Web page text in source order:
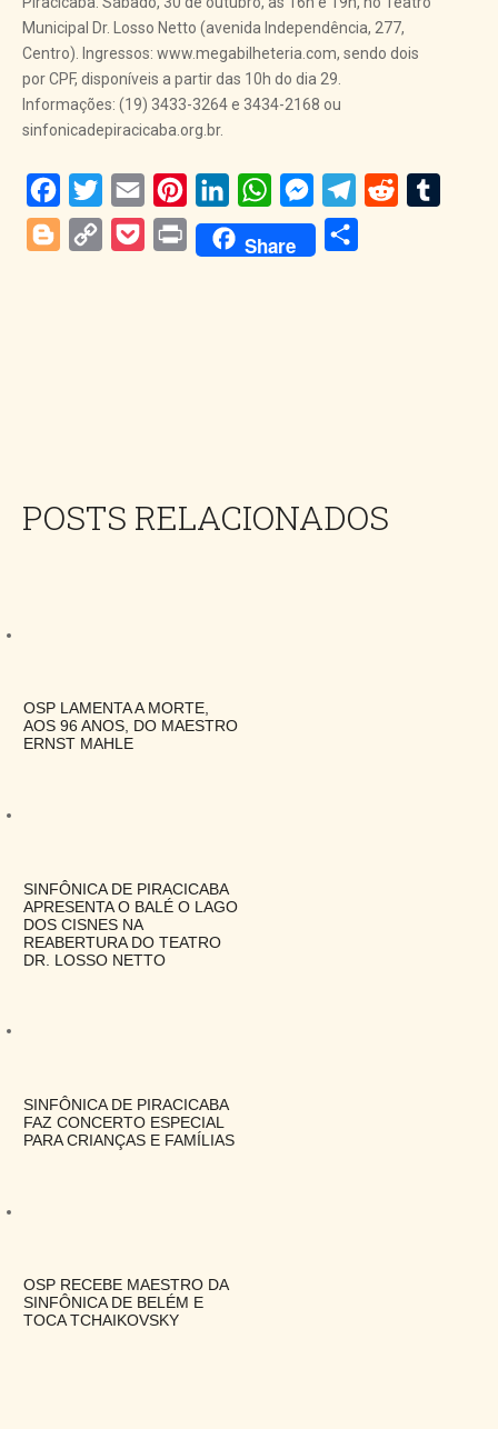
Municipal Dr. Losso Netto (avenida Independência, 277,
Centro). Ingressos: www.megabilheteria.com, sendo dois
por CPF, disponíveis a partir das 10h do dia 29.
Informações: (19) 3433-3264 e 3434-2168 ou
sinfonicadepiracicaba.org.br.
Facebook
Twitter Email PinterestLinkedInWhatsAppMessengerTelegram
Reddit
BloggerCopy
PocketPrint Share
POSTS RELACIONADOS
OSP LAMENTA A MORTE,
AOS 96 ANOS, DO MAESTRO
ERNST MAHLE
SINFÔNICA DE PIRACICABA
APRESENTA O BALÉ O LAGO
DOS CISNES NA
REABERTURA DO TEATRO
DR. LOSSO NETTO
SINFÔNICA DE PIRACICABA
FAZ CONCERTO ESPECIAL
PARA CRIANÇAS E FAMÍLIAS
OSP RECEBE MAESTRO DA
SINFÔNICA DE BELÉM E
TOCA TCHAIKOVSKY